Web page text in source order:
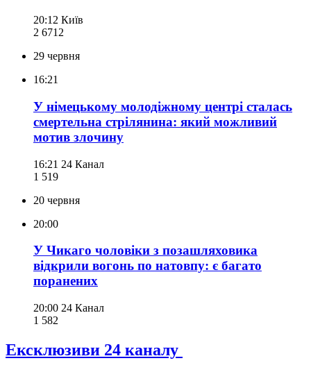
20:12 Київ
2 671 2
29 червня
16:21
У німецькому молодіжному центрі сталась
смертельна стрілянина: який можливий
мотив злочину
16:21 24 Канал
1 519
20 червня
20:00
У Чикаго чоловіки з позашляховика
відкрили вогонь по натовпу: є багато
поранених
20:00 24 Канал
1 582
Ексклюзиви 24 каналу